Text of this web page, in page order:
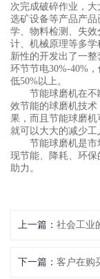
次完成破碎作业，大
选矿设备等产品产
学、物料检测、失
计、机械原理等多
新性的开发出了一
环节节电30%-40%
低50%以上。
节能球磨机在不
效节能的球磨机技
果，而且节能球磨
就可以大大的减少工
节能球磨机是市
现节能、降耗、环
助力。
上一篇：
下一篇：